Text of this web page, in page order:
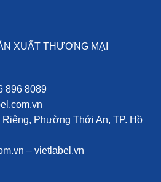
XUẤT THƯƠNG MẠI
896 8089
Riêng, Phường Thới An, TP. Hồ
– vietlabel.vn